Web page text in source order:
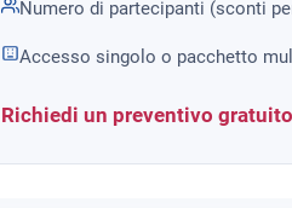
Numero di partecipanti (sconti
Accesso singolo o pacchetto
Richiedi un preventivo